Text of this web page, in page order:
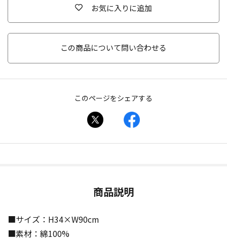
お気に入りに追加
この商品について問い合わせる
このページをシェアする
商品説明
■サイズ：H34×W90cm
■素材：綿100%